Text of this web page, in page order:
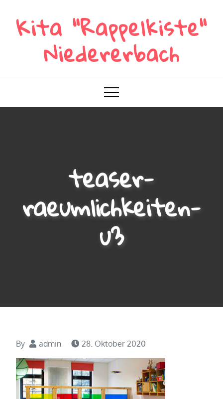
contentKita "Rappelkiste"
Niedererbach
teaser-
raeumlichkeiten-
u3
By admin 28. Oktober 2020